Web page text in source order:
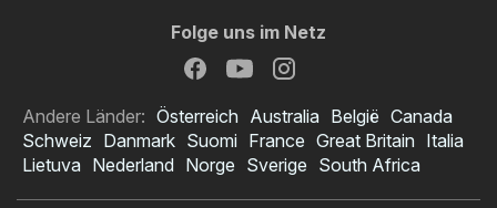
Folge uns im Netz
Andere Länder: Österreich Australia België Canada
Schweiz Danmark Suomi France Great Britain Italia
Lietuva Nederland Norge Sverige South Africa